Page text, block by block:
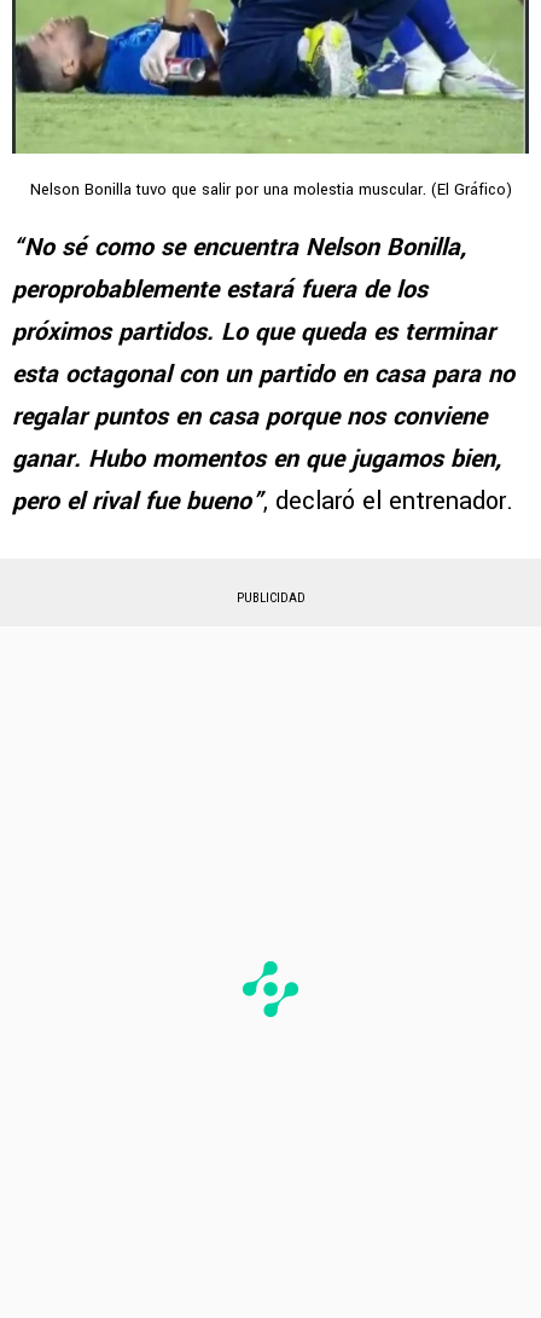
Nelson Bonilla tuvo que salir por una molestia muscular. (El Gráfico)
“No sé como se encuentra Nelson Bonilla,
peroprobablemente estará fuera de los
próximos partidos. Lo que queda es terminar
esta octagonal con un partido en casa para no
regalar puntos en casa porque nos conviene
ganar. Hubo momentos en que jugamos bien,
pero el rival fue bueno”, declaró el entrenador.
PUBLICIDAD